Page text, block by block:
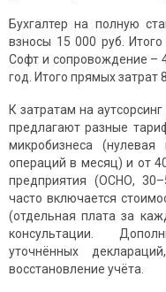
Бухгалтер на полную
взносы 15 000 руб.
Софт и сопровождение –
год. Итого прямых затрат
К затратам на
предлагают разные
микробизнеса
операций в месяц) и от
предприятия (ОСНО,
часто включается
(отдельная плата за
консультации.
уточнённых
восстановление учёта.